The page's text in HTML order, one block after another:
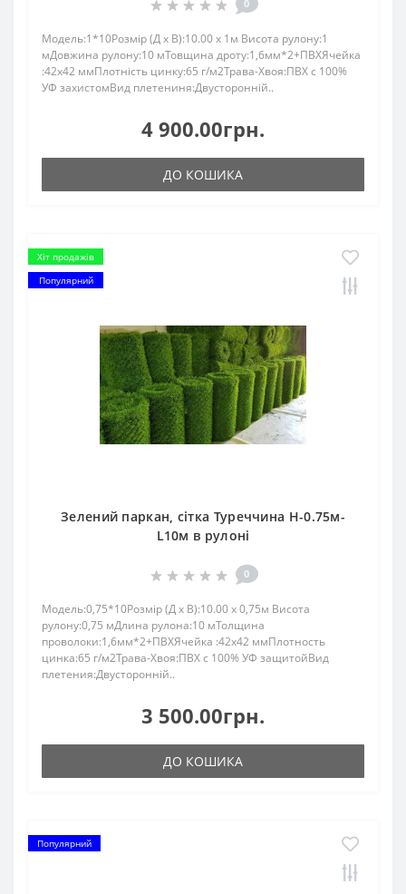
0
Модель:1*10Розмір (Д x В):10.00 x 1м Висота рулону:1
мДовжина рулону:10 мТовщина дроту:1,6мм*2+ПВХЯчейка
:42х42 ммПлотність цинку:65 г/м2Трава-Хвоя:ПBX c 100%
УФ зaхистомВид плетениня:Двусторонній..
4 900.00грн.
ДО КОШИКА
Хіт продажів
Популярний
Зелений паркан, сітка Туреччина H-0.75м-
L10м в рулоні
0
Модель:0,75*10Розмір (Д x В):10.00 x 0,75м Висота
рулону:0,75 мДлина рулона:10 мТолщина
проволоки:1,6мм*2+ПВХЯчейка :42х42 ммПлотность
цинка:65 г/м2Трава-Хвоя:ПBX c 100% УФ зaщитoйВид
плетения:Двусторонній..
3 500.00грн.
ДО КОШИКА
Популярний